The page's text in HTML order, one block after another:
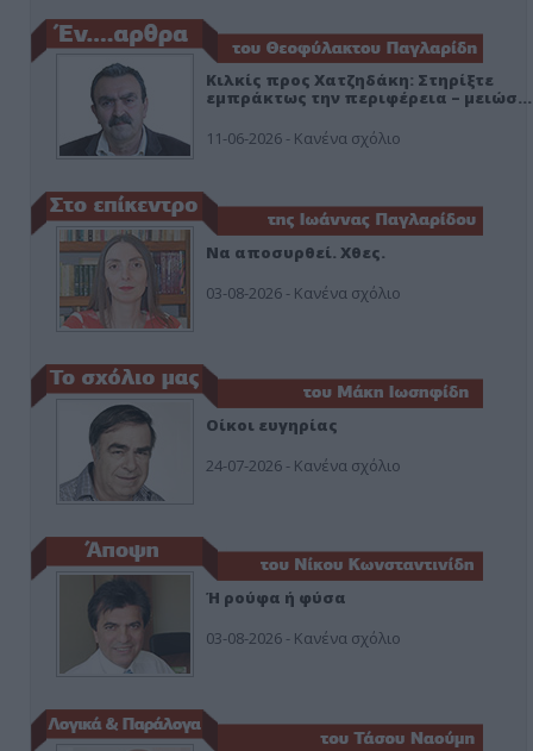
Κιλκίς προς Χατζηδάκη: Στηρίξτε
εμπράκτως την περιφέρεια – μειώσ…
11-06-2026 - Κανένα σχόλιο
Να αποσυρθεί. Χθες.
03-08-2026 - Κανένα σχόλιο
Οίκοι ευγηρίας
24-07-2026 - Κανένα σχόλιο
Ή ρούφα ή φύσα
03-08-2026 - Κανένα σχόλιο